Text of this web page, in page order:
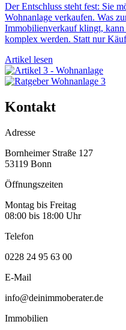
Der Entschluss steht fest: Sie
Wohnanlage verkaufen. Was
Immobilienverkauf klingt, kann
komplex werden. Statt nur
Artikel lesen
Kontakt
Adresse
Bornheimer Straße 127
53119 Bonn
Öffnungszeiten
Montag bis Freitag
08:00 bis 18:00 Uhr
Telefon
0228 24 95 63 00
E-Mail
info@deinimmoberater.de
Immobilien